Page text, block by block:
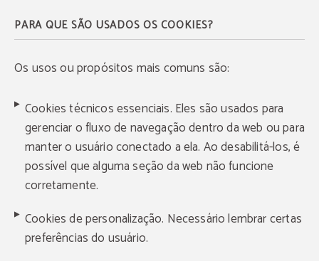
PARA QUE SÃO USADOS OS COOKIES?
Os usos ou propósitos mais comuns são:
Cookies técnicos essenciais. Eles são usados para
gerenciar o fluxo de navegação dentro da web ou para
manter o usuário conectado a ela. Ao desabilitá-los, é
possível que alguma seção da web não funcione
corretamente.
Cookies de personalização. Necessário lembrar certas
preferências do usuário.